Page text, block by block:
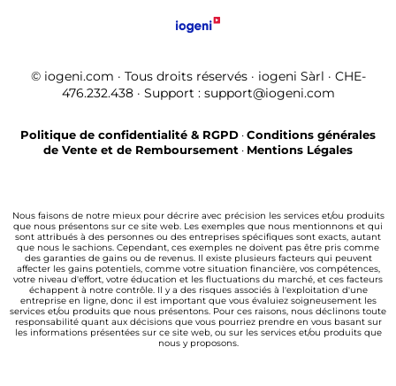
© iogeni.com · Tous droits réservés · iogeni Sàrl · CHE-
476.232.438 · Support : support@iogeni.com
Politique de confidentialité & RGPD ·Conditions générales
de Vente et de Remboursement · Mentions Légales
Nous faisons de notre mieux pour décrire avec précision les services et/ou produits
que nous présentons sur ce site web. Les exemples que nous mentionnons et qui
sont attribués à des personnes ou des entreprises spécifiques sont exacts, autant
que nous le sachions. Cependant, ces exemples ne doivent pas être pris comme
des garanties de gains ou de revenus. Il existe plusieurs facteurs qui peuvent
affecter les gains potentiels, comme votre situation financière, vos compétences,
votre niveau d'effort, votre éducation et les fluctuations du marché, et ces facteurs
échappent à notre contrôle. Il y a des risques associés à l'exploitation d'une
entreprise en ligne, donc il est important que vous évaluiez soigneusement les
services et/ou produits que nous présentons. Pour ces raisons, nous déclinons toute
responsabilité quant aux décisions que vous pourriez prendre en vous basant sur
les informations présentées sur ce site web, ou sur les services et/ou produits que
nous y proposons.